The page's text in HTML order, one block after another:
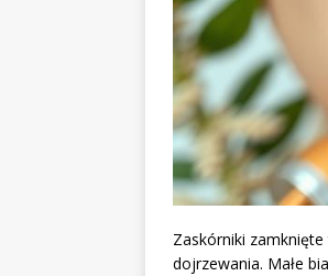
Zaskórniki
dojrzewania. Małe